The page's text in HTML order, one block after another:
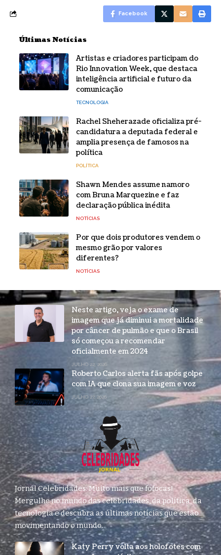
Facebook
Últimas Notícias
Artistas e criadores participam do
Rio Innovation Week, que destaca
inteligência artificial e futuro da
comunicação
TECNOLOGIA
Rachel Sheherazade oficializa pré-
candidatura a deputada federal e
amplia presença de famosos na
política
POLÍTICA
Shawn Mendes assume namoro
com Bruna Marquezine e faz
declaração pública inédita
NOTÍCIAS
Por que dois produtores vendem o
mesmo grão por valores
diferentes?
NOTÍCIAS
Neste artigo, veja o exame de
imagem que já diminui a mortalidade
por câncer de pulmão e que o Brasil
só começou a recomendar
oficialmente em 2024
JULHO 22, 2026
Roberto Carlos alerta fãs após golpe
com IA que clona sua imagem e voz
JULHO 27, 2026
Jornal Celebridades: Muito mais que fofocas!
Mergulhe no mundo das celebridades, da política, da
tecnologia e descubra as últimas notícias que estão
movimentando o mundo.
Katy Perry volta aos holofotes com